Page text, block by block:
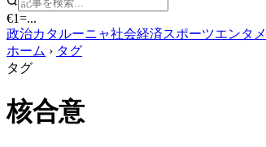
€1=...
政治カタルーニャ社会経済スポーツエンタメ
ホーム › タグ
タグ
核合意